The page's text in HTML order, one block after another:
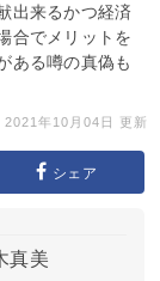
出来るかつ経済
合でメリットを
ある噂の真偽も
2021年10月04日 更新
シェア
真美